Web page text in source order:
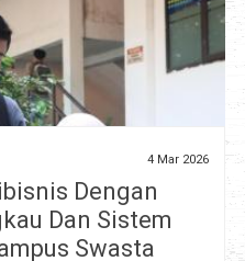
4 Mar 2026
Dengan
Dan Sistem
Swasta